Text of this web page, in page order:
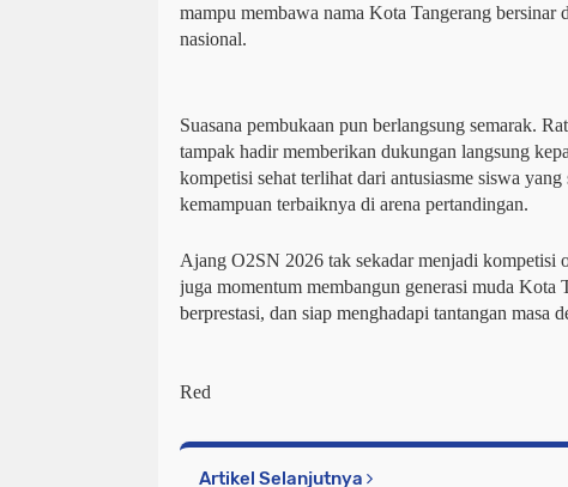
mampu membawa nama Kota Tangerang
nasional.
Suasana pembukaan pun berlangsung semarak.
tampak hadir memberikan dukungan langsung
kompetisi sehat terlihat dari antusiasme siswa
kemampuan terbaiknya di arena pertandingan.
Ajang O2SN 2026 tak sekadar menjadi kompetisi
juga momentum membangun generasi muda Kota
berprestasi, dan siap menghadapi tantangan masa
Red
Artikel Selanjutnya